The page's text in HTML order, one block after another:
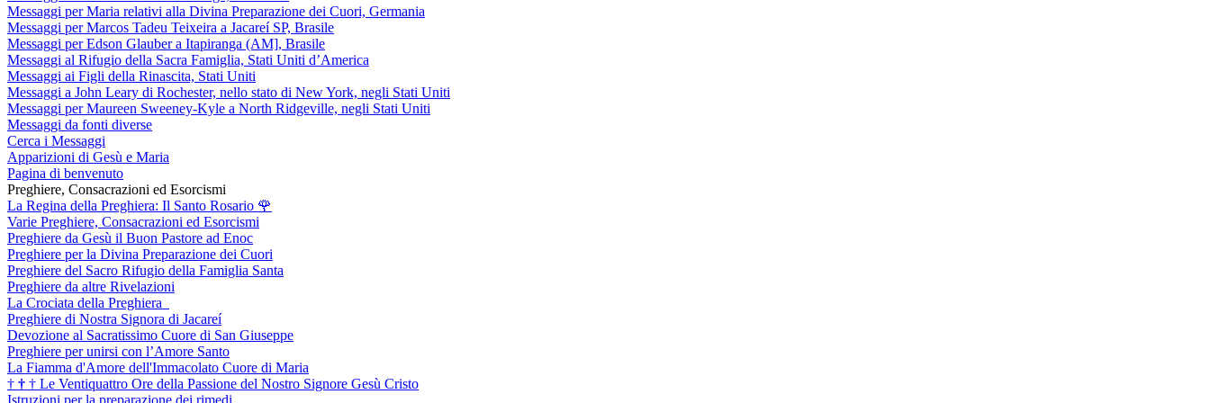
Messaggi per Maria relativi alla Divina Preparazione dei Cuori, Germania
Messaggi per Marcos Tadeu Teixeira a Jacareí SP, Brasile
Messaggi per Edson Glauber a Itapiranga (AM], Brasile
Messaggi al Rifugio della Sacra Famiglia, Stati Uniti d’America
Messaggi ai Figli della Rinascita, Stati Uniti
Messaggi a John Leary di Rochester, nello stato di New York, negli Stati Uniti
Messaggi per Maureen Sweeney-Kyle a North Ridgeville, negli Stati Uniti
Messaggi da fonti diverse
Cerca i Messaggi
Apparizioni di Gesù e Maria
Pagina di benvenuto
Preghiere, Consacrazioni ed Esorcismi
La Regina della Preghiera: Il Santo Rosario 🌹
Varie Preghiere, Consacrazioni ed Esorcismi
Preghiere da Gesù il Buon Pastore ad Enoc
Preghiere per la Divina Preparazione dei Cuori
Preghiere del Sacro Rifugio della Famiglia Santa
Preghiere da altre Rivelazioni
La Crociata della Preghiera
Preghiere di Nostra Signora di Jacareí
Devozione al Sacratissimo Cuore di San Giuseppe
Preghiere per unirsi con l’Amore Santo
La Fiamma d'Amore dell'Immacolato Cuore di Maria
† † † Le Ventiquattro Ore della Passione del Nostro Signore Gesù Cristo
Istruzioni per la preparazione dei rimedi